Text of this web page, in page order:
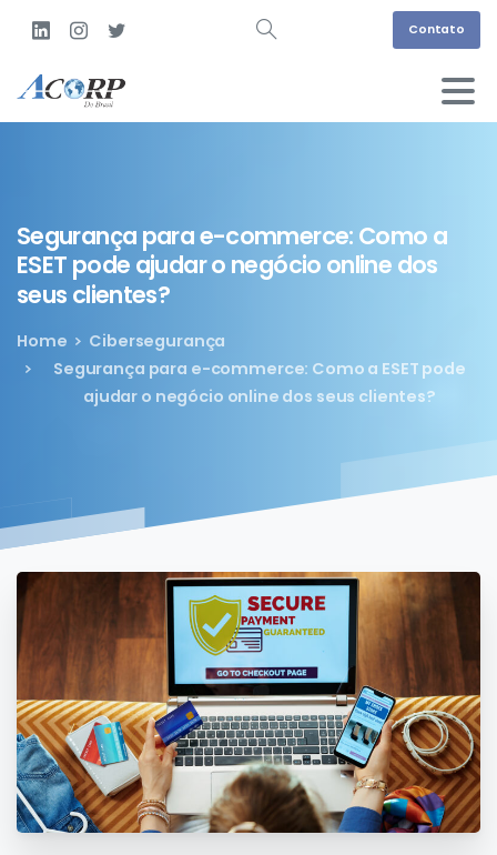
Contato
Segurança parae-commerce: Como a
ESET pode ajudaro negócio online dos
seus clientes?
Home
Cibersegurança
Segurança para e-commerce: Como a ESET pode
ajudar o negócio online dos seus clientes?